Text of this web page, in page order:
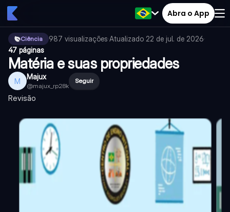
Abra o App
Ciência 987 visualizações·Atualizado 22 de jul. de 2026·
47 páginas
Matéria e suas propriedades
M Majux
@majux_rp28k
Seguir
Revisão